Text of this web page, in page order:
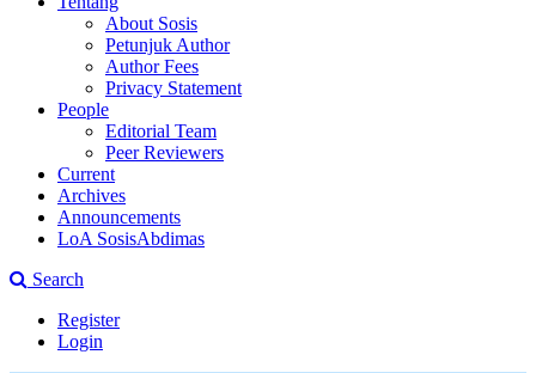
About Sosis
Petunjuk Author
Author Fees
Privacy Statement
People
Editorial Team
Peer Reviewers
Current
Archives
Announcements
LoA SosisAbdimas
Search
Register
Login